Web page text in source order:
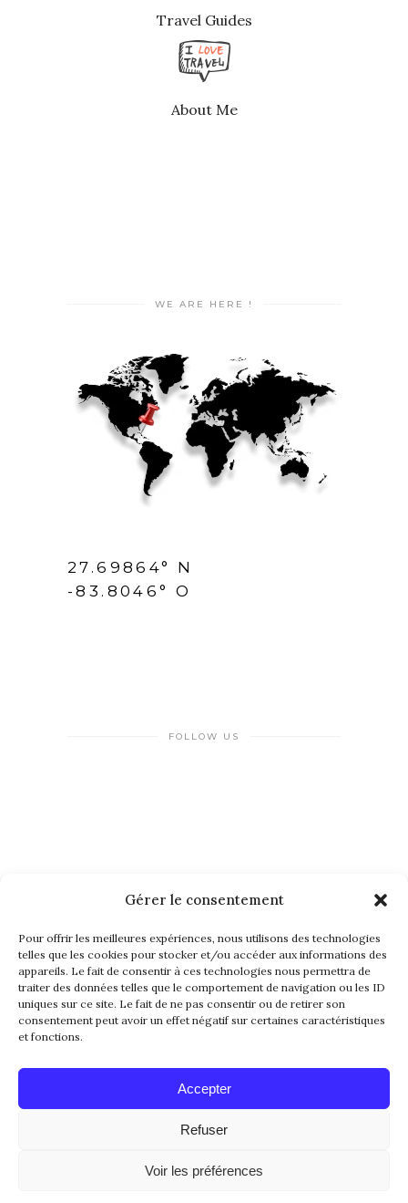
Gérer le consentement
Pour offrir les meilleures expériences, nous utilisons des technologies
telles que les cookies pour stocker et/ou accéder aux informations des
appareils. Le fait de consentir à ces technologies nous permettra de
traiter des données telles que le comportement de navigation ou les ID
uniques sur ce site. Le fait de ne pas consentir ou de retirer son
consentement peut avoir un effet négatif sur certaines caractéristiques
et fonctions.
Accepter
Refuser
Voir les préférences
Travel Guides
About Me
WE ARE HERE !
27.69864° N
-83.8046° O
FOLLOW US
Alternative:
© 2016-2026. All Rights Reserved. Made with